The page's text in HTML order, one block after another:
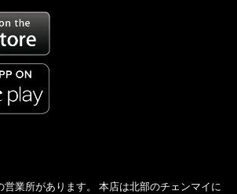
業所があります。 本店は北部のチェンマイに